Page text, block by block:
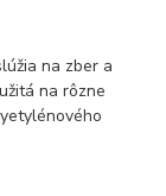
na zber a
na rôzne